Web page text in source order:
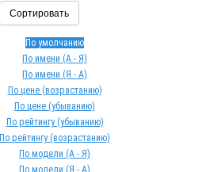
Сортировать
По умолчанию
По имени (A - Я)
По имени (Я - A)
По цене (возрастанию)
По цене (убыванию)
По рейтингу (убыванию)
По рейтингу (возрастанию)
По модели (A - Я)